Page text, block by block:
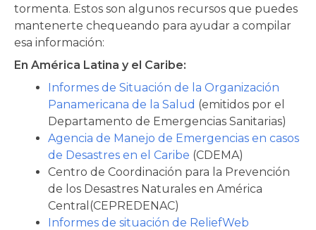
tormenta. Estos son algunos recursos que puedes
mantenerte chequeando para ayudar a compilar
esa información:
En América Latina y el Caribe:
Informes de Situación de la Organización
Panamericana de la Salud (emitidos por el
Departamento de Emergencias Sanitarias)
Agencia de Manejo de Emergencias en casos
de Desastres en el Caribe (CDEMA)
Centro de Coordinación para la Prevención
de los Desastres Naturales en América
Central(CEPREDENAC)
Informes de situación de ReliefWeb